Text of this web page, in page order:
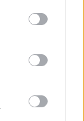
may click to
party tags to
below Google